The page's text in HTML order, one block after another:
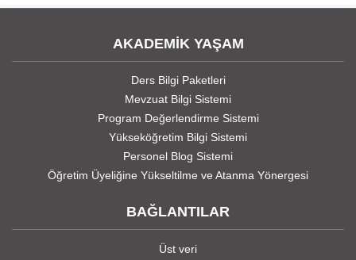
AKADEMİK YAŞAM
Ders Bilgi Paketleri
Mevzuat Bilgi Sistemi
Program Değerlendirme Sistemi
Yükseköğretim Bilgi Sistemi
Personel Blog Sistemi
Öğretim Üyeliğine Yükseltilme ve Atanma Yönergesi
BAĞLANTILAR
Üst veri